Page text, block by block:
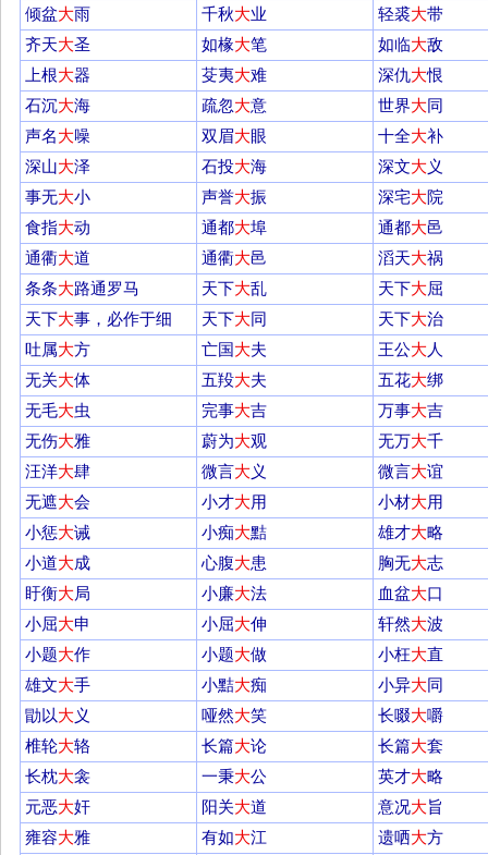
倾盆大雨 千秋大业 轻裘大带
齐天大圣 如椽大笔 如临大敌
上根大器 芟夷大难 深仇大恨
石沉大海 疏忽大意 世界大同
声名大噪 双眉大眼 十全大补
深山大泽 石投大海 深文大义
事无大小 声誉大振 深宅大院
食指大动 通都大埠 通都大邑
通衢大道 通衢大邑 滔天大祸
条条大路通罗马 天下大乱 天下大屈
天下大事，必作于细 天下大同 天下大治
吐属大方 亡国 大夫 王公大人
无关大体 五羖大夫 五花大绑
无毛大虫 完事大吉 万事大吉
无伤大雅 蔚为大观 无万大千
汪洋大肆 微言大义 微言大谊
无遮大会 小才大用 小材大用
小惩大诫 小痴大黠 雄才大略
小道大成 心腹大患 胸无大志
盱衡大局 小廉大法 血盆大口
小屈大申 小屈大伸 轩然大波
小题大作 小题大做 小枉大直
雄文大手 小黠大痴 小异大同
勖以大义 哑然大笑 长啜大嚼
椎轮大辂 长篇大论 长篇大套
长枕大衾 一秉大公 英才大略
元恶大奸 阳关大道 意况大旨
雍容大雅 有如大江 遗哂大方